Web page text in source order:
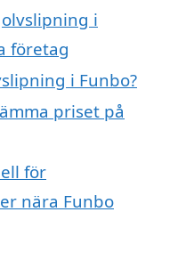
i
företag
i Funbo?
priset på
för
nära Funbo